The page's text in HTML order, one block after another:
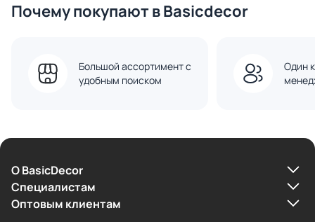
Почему покупают в Basicdecor
Большой ассортимент с
удобным поиском
Один
О BasicDecor
Cпециалистам
Оптовым клиентам